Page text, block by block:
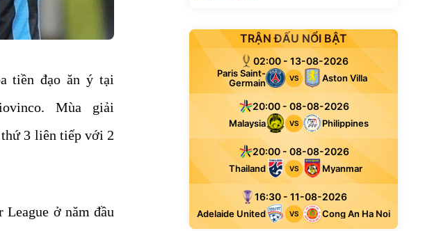
tiền đạo ăn ý tại
Mùa giải
thứ 3 liên tiếp với 2
ở năm đầu
TRẬN ĐẤU NỔI BẬT
02:00 - 13-08-2026
Paris Saint-
Germain
VS Aston Villa
20:00 - 08-08-2026
Malaysia VS Philippines
20:00 - 08-08-2026
Thailand VS Myanmar
16:30 - 11-08-2026
Adelaide United VS Cong An Ha Noi